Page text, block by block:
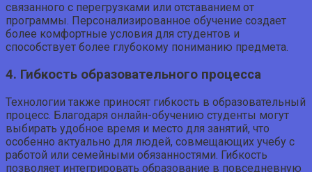
связанного с перегрузками или отставанием от
программы. Персонализированное обучение создает
более комфортные условия для студентов и
способствует более глубокому пониманию предмета.
4. Гибкость образовательного процесса
Технологии также приносят гибкость в образовательный
процесс. Благодаря онлайн-обучению студенты могут
выбирать удобное время и место для занятий, что
особенно актуально для людей, совмещающих учебу с
работой или семейными обязанностями. Гибкость
позволяет интегрировать образование в повседневную